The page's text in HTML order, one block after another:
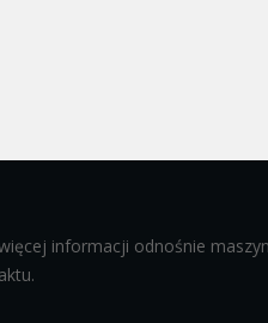
więcej informacji odnośnie